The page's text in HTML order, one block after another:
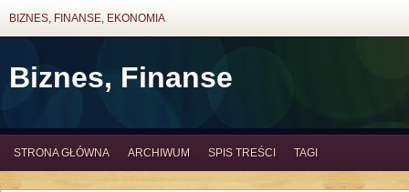
BIZNES, FINANSE, EKONOMIA
Biznes, Finanse
STRONA GŁÓWNA ARCHIWUM SPIS TREŚCI TAGI